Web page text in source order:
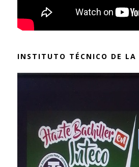
INSTITUTO TÉCNICO DE LA